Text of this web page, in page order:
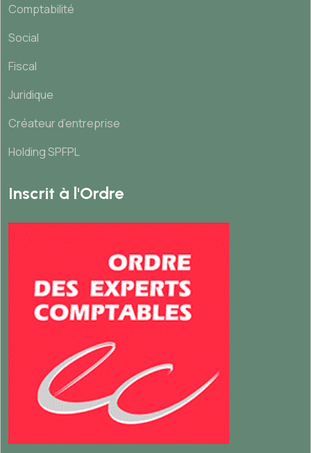
Comptabilité
Social
Fiscal
Juridique
Créateur d’entreprise
Holding SPFPL
Inscrit à l'Ordre